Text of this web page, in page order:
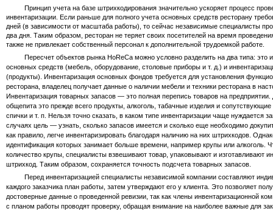
Принцип учета на базе штрихкодирования значительно ускоряет процесс
инвентаризации. Если раньше для полного учета основных средств ресторану
дней (в зависимости от масштаба работы), то сейчас независимые специалисты
два дня. Таким образом, ресторан не теряет своих посетителей на время
также не привлекает собственный персонал к дополнительной трудоемкой работе.
Пересчет объектов рынка HoReCa можно условно разделить на два типа: это
основных средств (мебель, оборудование, столовые приборы и т. д.) и
(продукты). Инвентаризация основных фондов требуется для установления
ресторана, владелец получает данные о наличии мебели и техники ресторана в
Инвентаризация товарных запасов — это полная перепись товаров на предприятии.
общепита это прежде всего продукты, алкоголь, табачные изделия и
спички и т. п. Нельзя точно сказать, в каком типе инвентаризации чаще нуждается
случаях цель — узнать, сколько запасов имеется и сколько еще необходимо
как правило, легче инвентаризировать благодаря наличию на них штрихкодов.
идентификация которых занимает больше времени, например крупы или алкоголь.
количество крупы, специалисты взвешивают товар, упаковывают и изготавливают
штрихкод. Таким образом, сохраняется точность подсчета товарных запасов.
Перед инвентаризацией специалисты независимой компании составляют
каждого заказчика план работы, затем утверждают его у клиента. Это позволяет
достоверные данные о проведенной ревизии, так как члены инвентаризационной
с планом работы проводят проверку, обращая внимание на наиболее важные для